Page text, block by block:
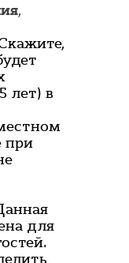
,
лет) в
при
для